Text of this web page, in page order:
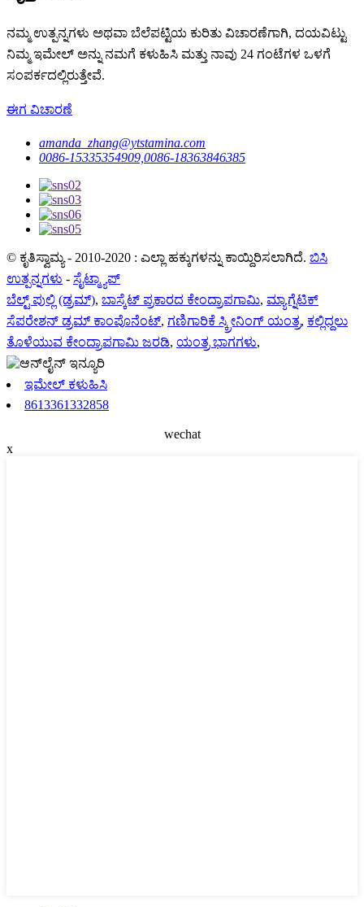
ನಮ್ಮ ಉತ್ಪನ್ನಗಳು ಅಥವಾ ಬೆಲೆಪಟ್ಟಿಯ ಕುರಿತು ವಿಚಾರಣೆಗಾಗಿ, ದಯವಿಟ್ಟು
ನಿಮ್ಮ ಇಮೇಲ್ ಅನ್ನು ನಮಗೆ ಕಳುಹಿಸಿ ಮತ್ತು ನಾವು 24 ಗಂಟೆಗಳ ಒಳಗೆ
ಸಂಪರ್ಕದಲ್ಲಿರುತ್ತೇವೆ.
ಈಗ ವಿಚಾರಣೆ
amanda_zhang@ytstamina.com
0086-15335354909,0086-18363846385
© ಕೃತಿಸ್ವಾಮ್ಯ - 2010-2020 : ಎಲ್ಲಾ ಹಕ್ಕುಗಳನ್ನು ಕಾಯ್ದಿರಿಸಲಾಗಿದೆ. ಬಿಸಿ
ಉತ್ಪನ್ನಗಳು - ಸೈಟ್ಮ್ಯಾಪ್
ಬೆಲ್ಟ್ ಪುಲ್ಲಿ (ಡ್ರಮ್), ಬಾಸ್ಕೆಟ್ ಪ್ರಕಾರದ ಕೇಂದ್ರಾಪಗಾಮಿ, ಮ್ಯಾಗ್ನೆಟಿಕ್
ಸೆಪರೇಶನ್ ಡ್ರಮ್ ಕಾಂಪೊನೆಂಟ್, ಗಣಿಗಾರಿಕೆ ಸ್ಕ್ರೀನಿಂಗ್ ಯಂತ್ರ, ಕಲ್ಲಿದ್ದಲು
ತೊಳೆಯುವ ಕೇಂದ್ರಾಪಗಾಮಿ ಜರಡಿ, ಯಂತ್ರ ಭಾಗಗಳು,
ಇಮೇಲ್ ಕಳುಹಿಸಿ
8613361332858
wechat
x